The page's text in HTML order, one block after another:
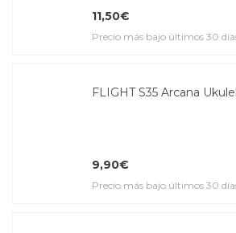
11,50€
Precio más bajo últimos 30
FLIGHT S35 Arcana
9,90€
Precio más bajo últimos 30